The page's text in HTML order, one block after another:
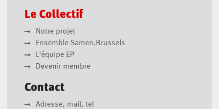
Le Collectif
Notre projet
Ensemble-Samen.Brussels
L'équipe EP
Devenir membre
Contact
Adresse, mail, tel